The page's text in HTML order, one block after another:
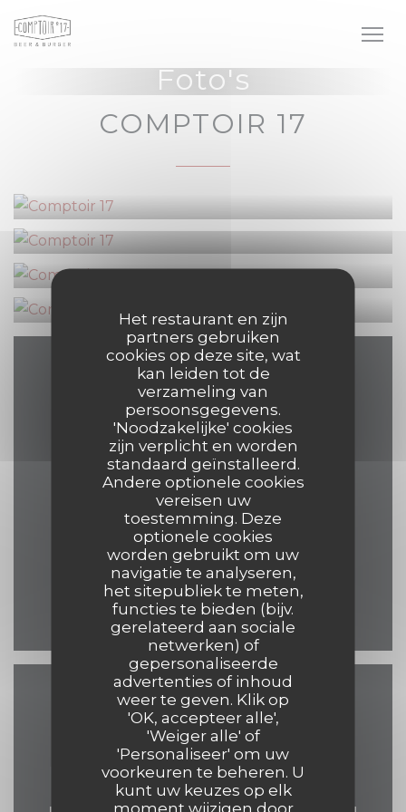
Cookies beheer paneel
Het restaurant en zijn
partners gebruiken
cookies op deze site, wat
kan leiden tot de
verzameling van
persoonsgegevens.
'Noodzakelijke' cookies
zijn verplicht en worden
standaard geïnstalleerd.
Andere optionele cookies
vereisen uw
toestemming. Deze
optionele cookies
worden gebruikt om uw
navigatie te analyseren,
het sitepubliek te meten,
functies te bieden (bijv.
gerelateerd aan sociale
netwerken) of
gepersonaliseerde
advertenties of inhoud
weer te geven. Klik op
'OK, accepteer alle',
'Weiger alle' of
'Personaliseer' om uw
voorkeuren te beheren. U
kunt uw keuzes op elk
moment wijzigen door
Foto's
COMPTOIR 17
Plattegrond en
Contact
17 Grand Place 7500 Tournai
069 84 30 35
eelke.ashley@hotmail.com
Facebook ((opent in
Neem contact met ons
op